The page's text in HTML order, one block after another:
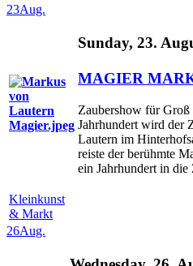
23Aug.
Sunday, 23.
MAGIER
Zaubershow für
Jahrhundert wird der
Lautern im
reiste der berühmte
ein Jahrhundert in
Kleinkunst
& Markt
26Aug.